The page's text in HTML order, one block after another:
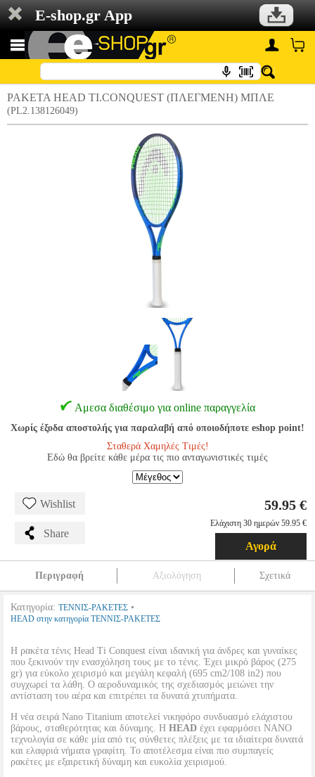
E-shop.gr App
ΡΑΚΕΤΑ HEAD TI.CONQUEST (ΠΛΕΓΜΕΝΗ) ΜΠΛΕ
(PL2.138126049)
Αμεσα διαθέσιμο για online παραγγελία
Χωρίς έξοδα αποστολής για παραλαβή από οποιοδήποτε eshop point!
Σταθερά Χαμηλές Τιμές!
Εδώ θα βρείτε κάθε μέρα τις πιο ανταγωνιστικές τιμές
Wishlist
Share
59.95 €
Ελάχιστη 30 ημερών 59.95 €
Αγορά
Περιγραφή Αξιολόγηση Σχετικά
Κατηγορία: ΤΕΝΝΙΣ-ΡΑΚΕΤΕΣ •
HEAD στην κατηγορία ΤΕΝΝΙΣ-ΡΑΚΕΤΕΣ
Η ρακέτα τένις Head Ti Conquest είναι ιδανική για άνδρες και γυναίκες
που ξεκινούν την ενασχόληση τους με το τένις. Έχει μικρό βάρος (275
gr) για εύκολο χειρισμό και μεγάλη κεφαλή (695 cm2/108 in2) που
συγχωρεί τα λάθη. Ο αεροδυναμικός της σχεδιασμός μειώνει την
αντίσταση του αέρα και επιτρέπει τα δυνατά χτυπήματα.
Η νέα σειρά Nano Titanium αποτελεί νικηφόρο συνδυασμό ελάχιστου
βάρους, σταθερότητας και δύναμης. Η HEAD έχει εφαρμόσει NANO
τεχνολογία σε κάθε μία από τις σύνθετες πλέξεις με τα ιδιαίτερα δυνατά
και ελαφριά νήματα γραφίτη. Το αποτέλεσμα είναι πιο συμπαγείς
ρακέτες με εξαιρετική δύναμη και ευκολία χειρισμού.